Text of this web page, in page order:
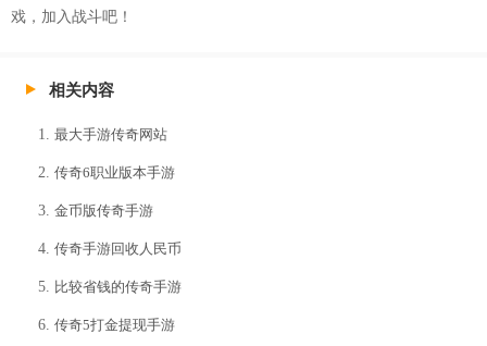
戏，加入战斗吧！
相关内容
最大手游传奇网站
传奇6职业版本手游
金币版传奇手游
传奇手游回收人民币
比较省钱的传奇手游
传奇5打金提现手游